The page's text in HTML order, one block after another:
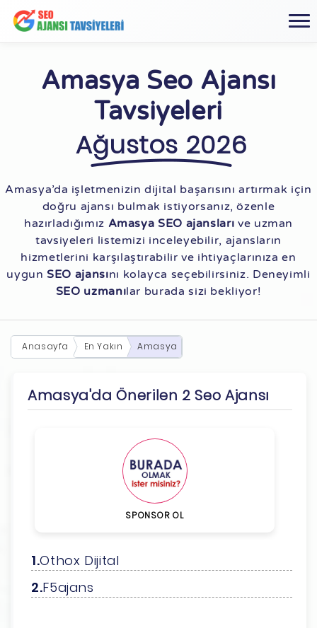
Amasya Seo Ajansı
Tavsiyeleri
Ağustos 2026
Amasya’da işletmenizin dijital başarısını artırmak için
doğru ajansı bulmak istiyorsanız, özenle
hazırladığımız Amasya SEO ajansları ve uzman
tavsiyeleri listemizi inceleyebilir, ajansların
hizmetlerini karşılaştırabilir ve ihtiyaçlarınıza en
uygun SEO ajansını kolayca seçebilirsiniz. Deneyimli
SEO uzmanılar burada sizi bekliyor!
Anasayfa En Yakın Amasya
Amasya'da Önerilen 2 Seo Ajansı
SPONSOR OL
Othox Dijital
F5ajans